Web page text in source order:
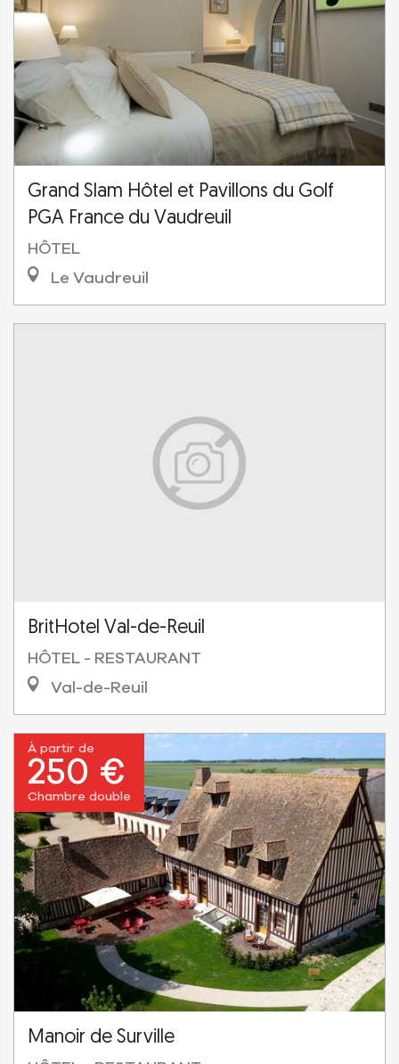
Grand Slam Hôtel et Pavillons du Golf
PGA France du Vaudreuil
HÔTEL
Le Vaudreuil
BritHotel Val-de-Reuil
HÔTEL - RESTAURANT
Val-de-Reuil
À partir de
250 €
Chambre double
Manoir de Surville